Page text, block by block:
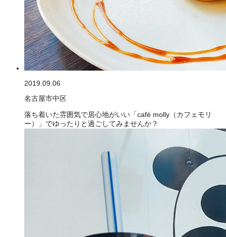
2019.09.06
名古屋市中区
落ち着いた雰囲気で居心地がいい「café molly（カフェモリ
ー）」でゆったりと過ごしてみませんか？